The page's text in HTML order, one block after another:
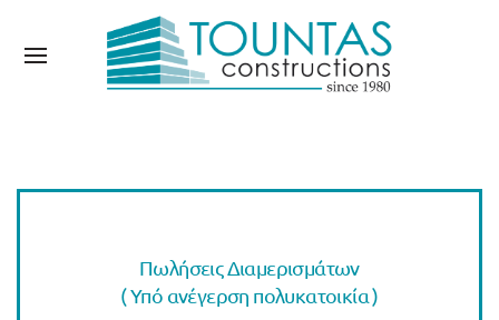
Πωλήσεις Διαμερισμάτων
( Υπό ανέγερση πολυκατοικία )